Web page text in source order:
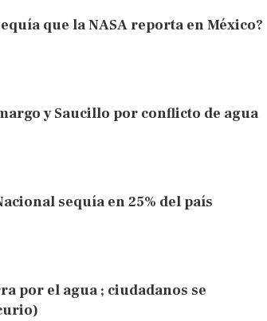
que la NASA reporta en México?
y Saucillo por conflicto de agua
sequía en 25% del país
por el agua ; ciudadanos se